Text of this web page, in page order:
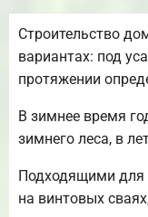
Строительство
вариантах: под
протяжении
В зимнее время
зимнего леса, в
Подходящими для
на винтовых